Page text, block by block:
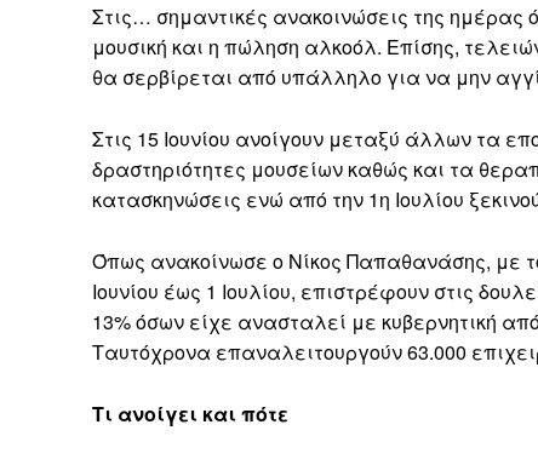
Στις… σημαντικές ανακοινώσεις της ημέρας
μουσική και η πώληση αλκοόλ. Επίσης,
θα σερβίρεται από υπάλληλο για να μην
Στις 15 Ιουνίου ανοίγουν μεταξύ άλλων τα
δραστηριότητες μουσείων καθώς και τα
κατασκηνώσεις ενώ από την 1η Ιουλίου
Όπως ανακοίνωσε ο Νίκος Παπαθανάσης, με
Ιουνίου έως 1 Ιουλίου, επιστρέφουν στις
13% όσων είχε ανασταλεί με κυβερνητική
Ταυτόχρονα επαναλειτουργούν 63.000
Τι ανοίγει και πότε